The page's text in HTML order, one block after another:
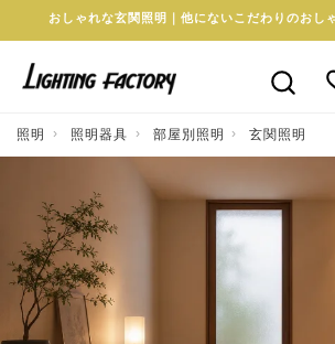
おしゃれな玄関照明｜他にないこだわりのおし
照明 照明器具 部屋別照明 玄関照明